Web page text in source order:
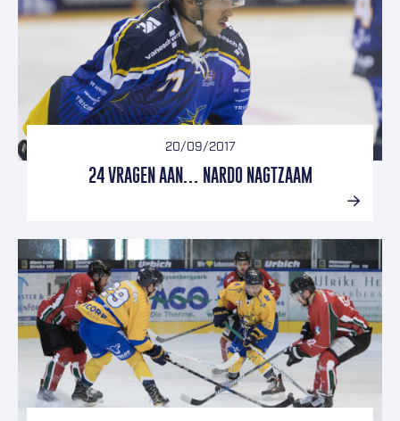
20/09/2017
24 VRAGEN AAN… NARDO NAGTZAAM